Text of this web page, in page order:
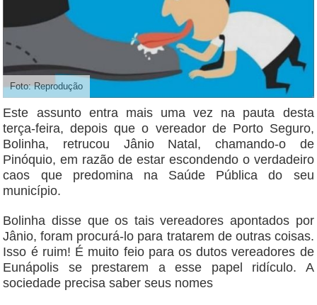
Foto: Reprodução
Este assunto entra mais uma vez na pauta desta
terça-feira, depois que o vereador de Porto Seguro,
Bolinha, retrucou Jânio Natal, chamando-o de
Pinóquio, em razão de estar escondendo o verdadeiro
caos que predomina na Saúde Pública do seu
município.
Bolinha disse que os tais vereadores apontados por
Jânio, foram procurá-lo para tratarem de outras coisas.
Isso é ruim! É muito feio para os dutos vereadores de
Eunápolis se prestarem a esse papel ridículo. A
sociedade precisa saber seus nomes